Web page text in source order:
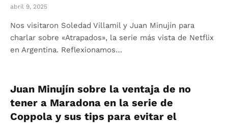
abril 9, 2025
Nos visitaron Soledad Villamil y Juan Minujín para
charlar sobre «Atrapados», la serie más vista de Netflix
en Argentina. Reflexionamos…
Juan Minujín sobre la ventaja de no
tener a Maradona en la serie de
Coppola y sus tips para evitar el